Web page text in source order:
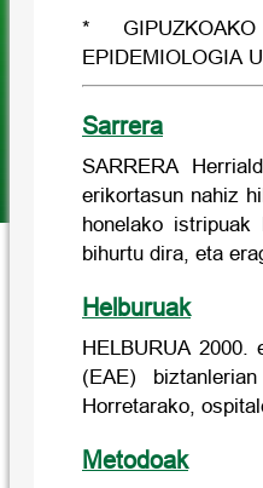
*
EPIDEMIOLOGIA
Sarrera
SARRERA
erikortasun nahiz
honelako istripuak
bihurtu dira, eta
Helburuak
HELBURUA 2000.
(EAE)
Horretarako,
Metodoak